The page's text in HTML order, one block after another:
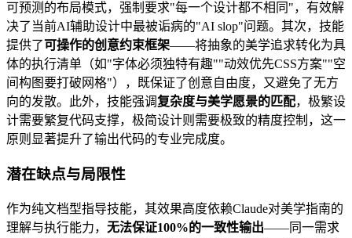
可预测的布局模式，强制要求"每一个设计都不相同"，有效解
决了当前AI辅助设计中最被诟病的"AI slop"问题。其次，技能
提供了可操作的创意约束框架——将抽象的美学追求转化为具
体的执行清单（如"字体必须独特有趣""动效优先CSS方案""空
间构图要打破网格"），既保证了创意自由度，又避免了无方
向的发散。此外，技能强调复杂度与美学愿景的匹配，极繁设
计需要繁复代码支撑，极简设计则需要极致的精度控制，这一
原则显著提升了输出代码的专业完成度。
潜在缺点与局限性
作为纯文档型指导技能，其效果高度依赖Claude对美学指南的
理解与执行能力， 无法保证100%的一致性输出——同一需求